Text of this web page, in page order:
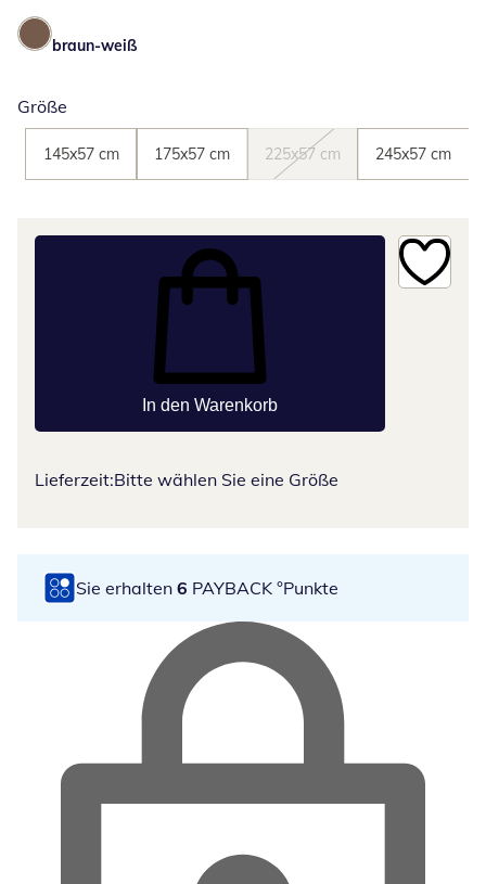
braun-weiß
Größe
145x57 cm 175x57 cm 225x57 cm 245x57 cm
In den Warenkorb
Lieferzeit:Bitte wählen Sie eine Größe
Sie erhalten 6 PAYBACK °Punkte